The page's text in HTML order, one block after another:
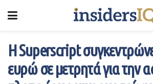
Η Superscript
ευρώ σε μετρητά για την